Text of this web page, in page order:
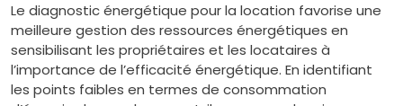
Le diagnostic énergétique pour la location favorise une
meilleure gestion des ressources énergétiques en
sensibilisant les propriétaires et les locataires à
l’importance de l’efficacité énergétique. En identifiant
les points faibles en termes de consommation